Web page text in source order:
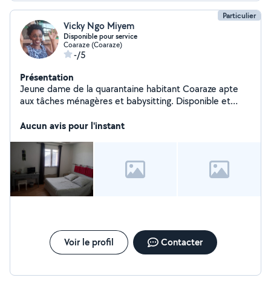
Particulier
Vicky Ngo Miyem
Disponible pour service
Coaraze (Coaraze)
-/5
Présentation
Jeune dame de la quarantaine habitant Coaraze apte
aux tâches ménagères et babysitting. Disponible et
Aucun avis pour l'instant
Voir le profil Contacter